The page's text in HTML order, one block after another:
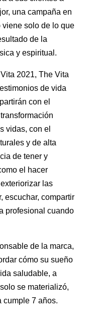
una campaña en
viene solo de lo que
de la
y espiritual.
2021, The Vita
de vida
con el
vidas, con el
y de alta
de tener y
el hacer
las
escuchar, compartir
profesional cuando
de la marca,
cómo su sueño
saludable, a
se materializó,
cumple 7 años.